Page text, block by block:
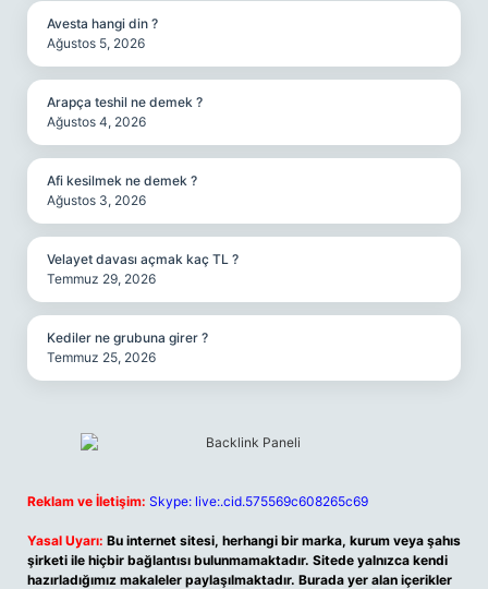
Avesta hangi din ?
Ağustos 5, 2026
Arapça teshil ne demek ?
Ağustos 4, 2026
Afi kesilmek ne demek ?
Ağustos 3, 2026
Velayet davası açmak kaç TL ?
Temmuz 29, 2026
Kediler ne grubuna girer ?
Temmuz 25, 2026
Reklam ve İletişim: Skype: live:.cid.575569c608265c69
Yasal Uyarı: Bu internet sitesi, herhangi bir marka, kurum veya şahıs
şirketi ile hiçbir bağlantısı bulunmamaktadır. Sitede yalnızca kendi
hazırladığımız makaleler paylaşılmaktadır. Burada yer alan içerikler